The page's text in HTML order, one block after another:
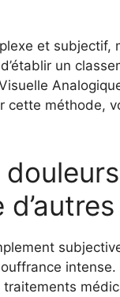
et subjectif,
un
cette méthode,